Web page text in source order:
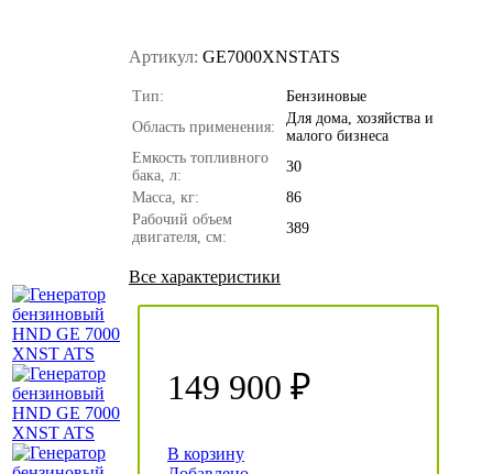
Артикул: GE7000XNSTATS
Тип:
Бензиновые
Область применения:
Для дома, хозяйства и
малого бизнеса
Емкость топливного
бака, л:
30
Масса, кг:
86
Рабочий объем
двигателя, см:
389
Все характеристики
149 900 ₽
В корзину